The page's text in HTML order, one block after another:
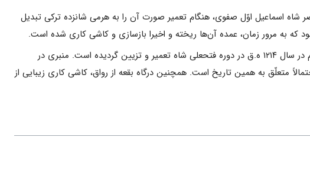
شاه اسماعیل اوّل صفوى، هنگام تعمیر صورت آن را به هرمى شانزده ترکى تبدیل
بنای امامزاده شاهزاده اسماعیل دو بار، یک مرتبه در سال ۹۲۰ ه.ق، در عهد سلطنت شاه اسماعیل و بار دوّم در سال ۱۲۱۴ ه.ق در دوره فتحعلى شاه تعمیر و تزیین گردیده است. منبری در
نیز احتمالاً متعلّق به همین تاریخ است. هم‏چنین درگاه بقعه از رواق، کاشی ‏کارى زیبایى از